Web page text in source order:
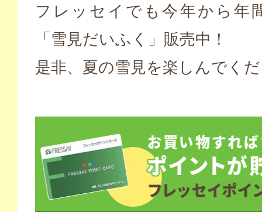
フレッセイでも今年から年
「雪見だいふく」販売中！
是非、夏の雪見を楽しんでく